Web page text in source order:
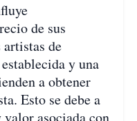
de sus
artistas de
y una
a obtener
Esto se debe a